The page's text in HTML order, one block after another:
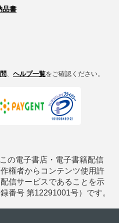
品書
ヘルプ一覧をご確認ください。
の電子書店・電子書籍配信
権者からコンテンツ使用許
信サービスであることを示
番号 第12291001号）です。